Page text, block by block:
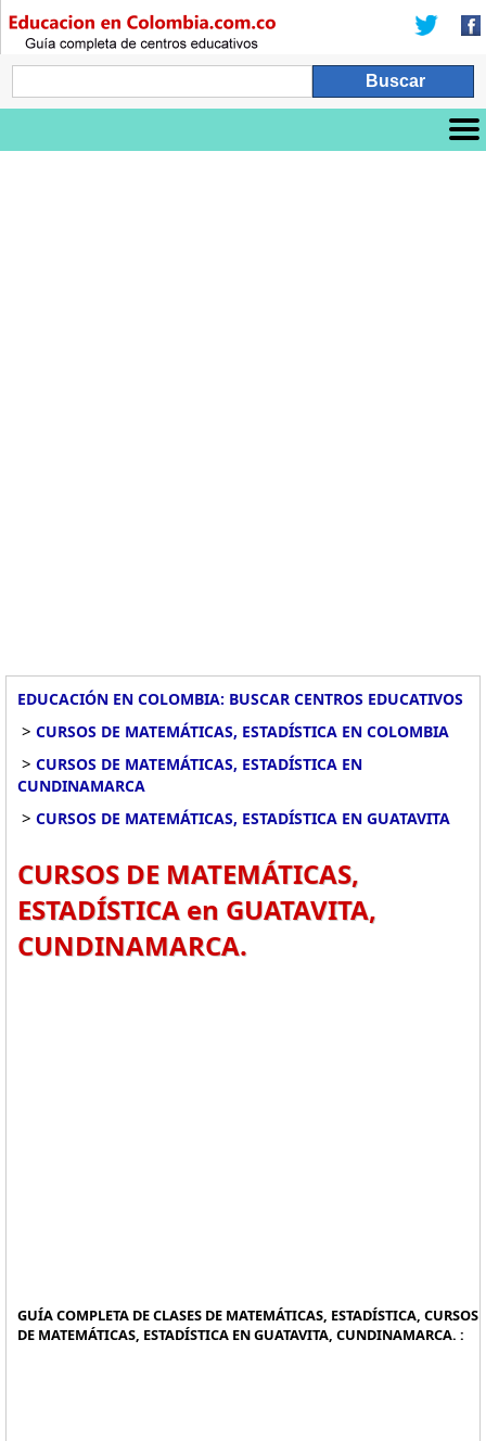
EDUCACIÓN EN COLOMBIA: BUSCAR CENTROS EDUCATIVOS
> CURSOS DE MATEMÁTICAS, ESTADÍSTICA EN COLOMBIA
> CURSOS DE MATEMÁTICAS, ESTADÍSTICA EN
CUNDINAMARCA
> CURSOS DE MATEMÁTICAS, ESTADÍSTICA EN GUATAVITA
CURSOS DE MATEMÁTICAS,
ESTADÍSTICA en GUATAVITA,
CUNDINAMARCA.
GUÍA COMPLETA DE CLASES DE MATEMÁTICAS, ESTADÍSTICA, CURSOS
DE MATEMÁTICAS, ESTADÍSTICA EN GUATAVITA, CUNDINAMARCA. :